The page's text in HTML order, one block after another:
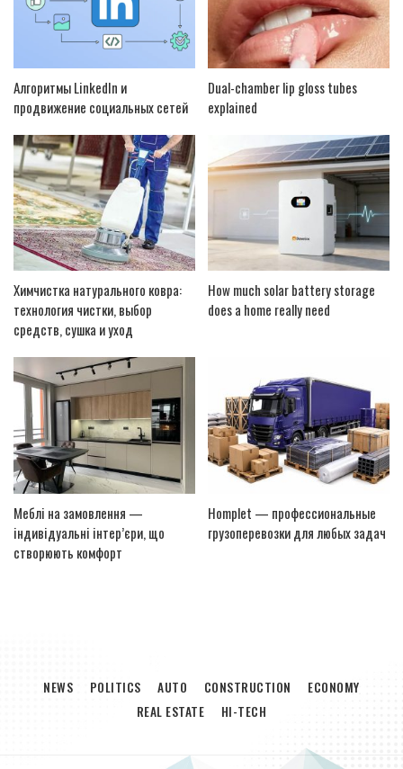
Алгоритмы LinkedIn и
продвижение социальных сетей
Dual-chamber lip gloss tubes
explained
Химчистка натурального ковра:
технология чистки, выбор
средств, сушка и уход
How much solar battery storage
does a home really need
Меблі на замовлення —
індивідуальні інтер’єри, що
створюють комфорт
Homplet — профессиональные
грузоперевозки для любых задач
NEWS POLITICS AUTO CONSTRUCTION
ECONOMY
REAL ESTATE
HI-TECH